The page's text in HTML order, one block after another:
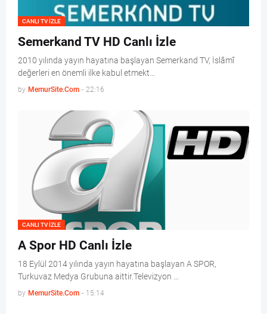
CANLI TV IZLE
Semerkand TV HD Canlı İzle
2010 yılında yayın hayatına başlayan Semerkand TV, İslâmî
değerleri en önemli ilke kabul etmekt…
by MemurSite.Com - 22:16
CANLI TV IZLE
A Spor HD Canlı İzle
18 Eylül 2014 yılında yayın hayatına başlayan A SPOR,
Turkuvaz Medya Grubuna aittir.Televizyon …
by MemurSite.Com - 15:14